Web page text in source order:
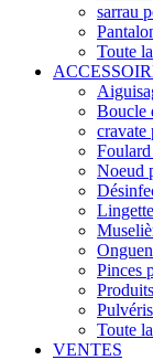
sarrau
Toute
Boucle
cravate
Noeud
Pinces
Toute
VENTES